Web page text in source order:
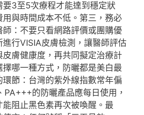
要3至5次療程才能達到穩定狀
用與時間成本不低。第三，務必
：不要只看網路評價或團購優
進行VISIA皮膚檢測，讓醫師評估
膚健康度，再共同擬定治療計
哪一種方式，防曬都是美白最
節：台灣的紫外線指數常年偏
PA+++的防曬產品應每日使用，
阻止黑色素再次被喚醒。最